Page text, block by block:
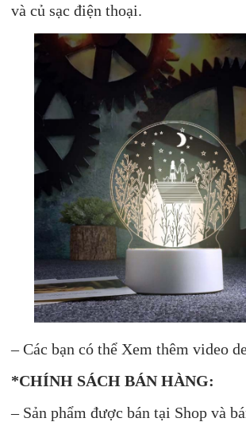
và củ sạc điện thoại.
– Các bạn có thể Xem thêm video
*CHÍNH SÁCH BÁN HÀNG:
– Sản phẩm được bán tại Shop và